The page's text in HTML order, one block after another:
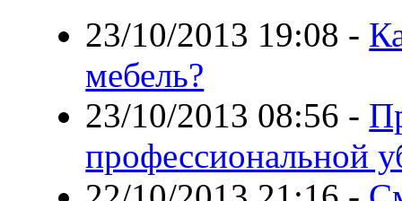
23/10/2013 19:08 -
мебель?
23/10/2013 08:56 -
профессиональной